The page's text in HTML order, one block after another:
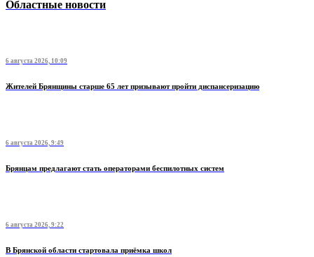
Областные новости
6 августа 2026, 10:09
Жителей Брянщины старше 65 лет призывают пройти диспансеризацию
6 августа 2026, 9:49
Брянцам предлагают стать оперaторами бeспилотных систeм
6 августа 2026, 9:22
В Брянской области стартовала приёмка школ